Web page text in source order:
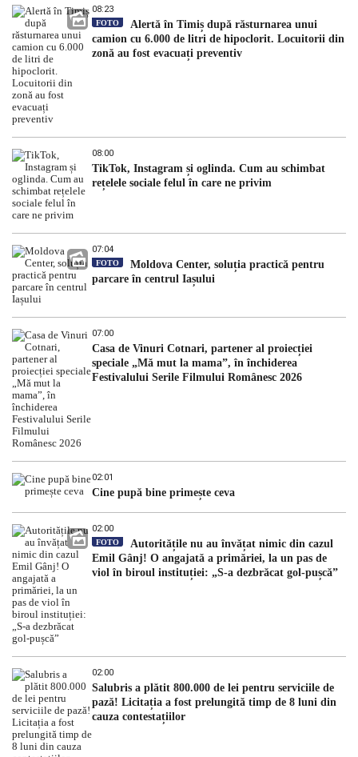
08:23
FOTO
Alertă în Timiș după răsturnarea unui
camion cu 6.000 de litri de hipoclorit. Locuitorii din
zonă au fost evacuați preventiv
08:00
TikTok, Instagram și oglinda. Cum au schimbat
rețelele sociale felul în care ne privim
07:04
FOTO
Moldova Center, soluția practică pentru
parcare în centrul Iașului
07:00
Casa de Vinuri Cotnari, partener al proiecției
speciale „Mă mut la mama”, în închiderea
Festivalului Serile Filmului Românesc 2026
02:01
Cine pupă bine primește ceva
02:00
FOTO
Autoritățile nu au învățat nimic din cazul
Emil Gânj! O angajată a primăriei, la un pas de
viol în biroul instituției: „S-a dezbrăcat gol-pușcă”
02:00
Salubris a plătit 800.000 de lei pentru serviciile de
pază! Licitația a fost prelungită timp de 8 luni din
cauza contestațiilor